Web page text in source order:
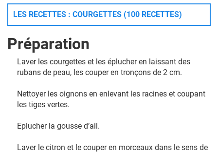
LES RECETTES : COURGETTES (100 RECETTES)
Préparation
Laver les courgettes et les éplucher en laissant des
rubans de peau, les couper en tronçons de 2 cm.
Nettoyer les oignons en enlevant les racines et coupant
les tiges vertes.
Eplucher la gousse d’ail.
Laver le citron et le couper en morceaux dans le sens de